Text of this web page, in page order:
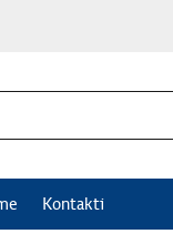
Kontakti